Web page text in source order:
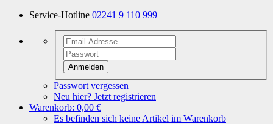
Service-Hotline 02241 9 110 999
Anmelden
Passwort vergessen
Neu hier? Jetzt registrieren
Warenkorb: 0,00 €
Es befinden sich keine Artikel im Warenkorb